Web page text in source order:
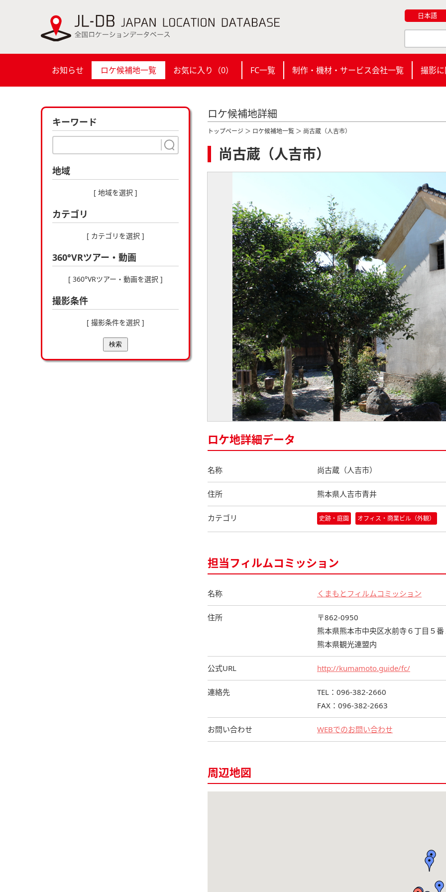
日本語
お知らせ ロケ候補地一覧 お気に入り（0） FC一覧 制作・機材・サービス会社一覧 撮影
キーワード
地域
[ 地域を選択 ]
カテゴリ
[ カテゴリを選択 ]
360°VRツアー・動画
[ 360°VRツアー・動画を選択 ]
撮影条件
[ 撮影条件を選択 ]
検索
ロケ候補地詳細
トップページ ＞ ロケ候補地一覧 ＞ 尚古蔵（人吉市）
尚古蔵（人吉市）
ロケ地詳細データ
名称 尚古蔵（人吉市）
住所 熊本県人吉市青井
カテゴリ 史跡・庭園 オフィス・商業ビル（外観）
担当フィルムコミッション
名称 くまもとフィルムコミッション
住所
〒862-0950
熊本県熊本市中央区水前寺６丁目５
熊本県観光連盟内
公式URL http://kumamoto.guide/fc/
連絡先
TEL：096-382-2660
FAX：096-382-2663
お問い合わせ WEBでのお問い合わせ
周辺地図